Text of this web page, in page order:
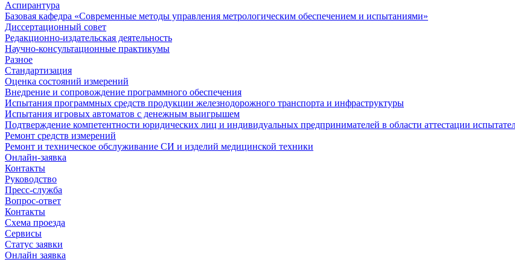
Аспирантура
Базовая кафедра «Современные методы управления метрологическим обеспечением и испытаниями»
Диссертационный совет
Редакционно-издательская деятельность
Научно-консультационные практикумы
Разное
Стандартизация
Оценка состояний измерений
Внедрение и сопровождение программного обеспечения
Испытания программных средств продукции железнодорожного транспорта и инфраструктуры
Испытания игровых автоматов с денежным выигрышем
Подтверждение компетентности юридических лиц и индивидуальных предпринимателей в области аттестации
Ремонт средств измерений
Ремонт и техническое обслуживание СИ и изделий медицинской техники
Онлайн-заявка
Контакты
Руководство
Пресс-служба
Вопрос-ответ
Контакты
Схема проезда
Сервисы
Статус заявки
Онлайн заявка